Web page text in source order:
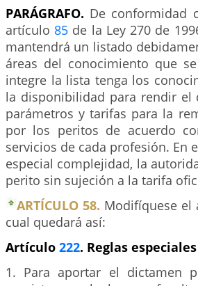
PARÁGRAFO. De conformidad
artículo 85 de la Ley 270 de
mantendrá un listado
áreas del conocimiento que
integre la lista tenga los
la disponibilidad para rendir el
parámetros y tarifas para la
por los peritos de acuerdo
servicios de cada profesión. En
especial complejidad, la
perito sin sujeción a la tarifa
ARTÍCULO 58. Modifíquese el
cual quedará así:
Artículo 222. Reglas
1. Para aportar el dictamen